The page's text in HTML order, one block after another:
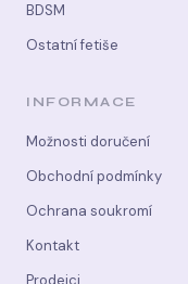
BDSM
Ostatní fetiše
INFORMACE
Možnosti doručení
Obchodní podmínky
Ochrana soukromí
Kontakt
Prodejci